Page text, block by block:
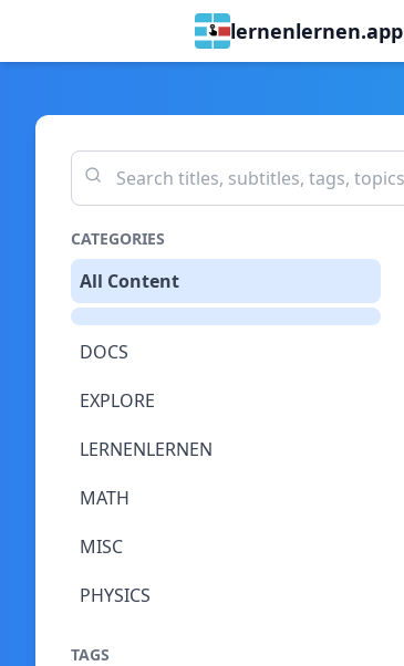
lernenlernen.app
CATEGORIES
All Content
DOCS
EXPLORE
LERNENLERNEN
MATH
MISC
PHYSICS
TAGS